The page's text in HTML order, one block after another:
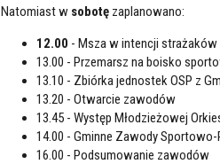
Natomiast w sobotę zaplanowano:
12.00 - Msza w intencji
13.00 - Przemarsz na boisko
13.10 - Zbiórka jednostek OSP z
13.20 - Otwarcie zawodów
13.45 - Występ Młodzieżowej
14.00 - Gminne Zawody
16.00 - Podsumowanie zawodów